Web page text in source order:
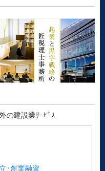
の建設業ｻｰﾋﾞｽ
･創業融資